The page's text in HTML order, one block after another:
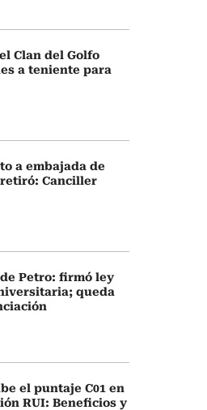
Clan del Golfo
a teniente para
a embajada de
Canciller
Petro: firmó ley
queda
el puntaje C01 en
RUI: Beneficios y